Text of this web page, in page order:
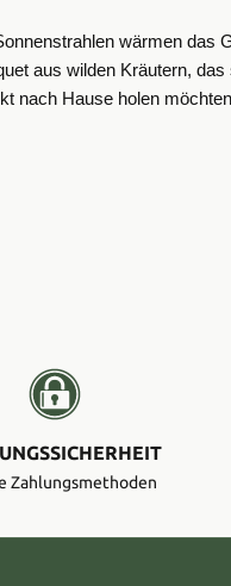
wärmen das
aus wilden Kräutern,
nach Hause holen
Zahlungsmethoden